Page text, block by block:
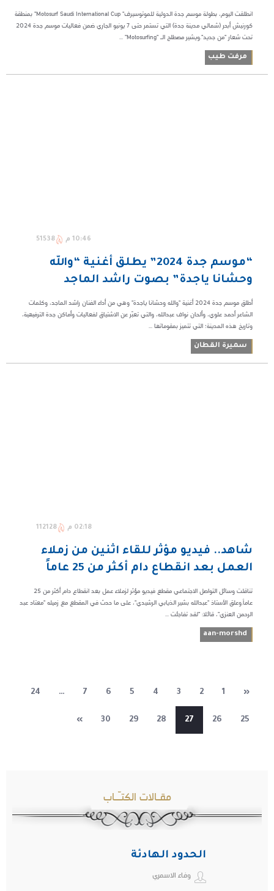
انطلقت اليوم، بطولة موسم جدة الدولية للموتوسيرف" Motosurf Saudi International Cup" بمنطقة
كورنيش أبحر (شمالي مدينة جدة) التي تستمر حتى 7 يونيو الجاري ضمن فعاليات موسم جدة 2024
تحت شعار "من جديد".ويشير مصطلح الـ "Motosurfing" ...
مرفت طيب
10:46 م 51538
“موسم جدة 2024” يطلق أغنية “والله
وحشانا ياجدة” بصوت راشد الماجد
أطلق موسم جدة 2024 أغنية "والله وحشانا ياجدة" وهي من أداء الفنان راشد الماجد، وكلمات
الشاعر أحمد علوي، وألحان نواف عبدالله، والتي تعبّر عن الاشتياق لفعاليات وأماكن جدة الترفيهية،
وتاريخ هذه المدينة؛ التي تتميز بمقوماتها ...
سميرة القطان
02:18 م 112128
شاهد.. فيديو مؤثر للقاء اثنين من زملاء
العمل بعد انقطاع دام أكثر من 25 عاماً
تناقلت وسائل التواصل الاجتماعي مقطع فيديو مؤثر لزملاء عمل بعد انقطاع دام أكثر من 25
عاماً.وعلق الأستاذ "عبدالله بشير الذيابي الرشيدي"، على ما حدث في المقطع مع زميله "معتاد عبد
الرحمن العنزي"، قائلا: "لقد تفاجئت ...
aan-morshd
«
1
2
3
4
5
6
7
…
24
25
26
27
28
29
30
»
مقـالات الكتـّـاب
الحدود الهادئة
وفاء الاسمري